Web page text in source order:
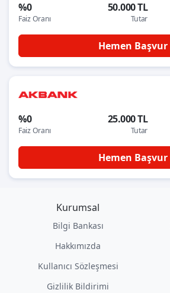
%0
Faiz Oranı
50.000 TL
Tutar
Hemen Başvur
%0
Faiz Oranı
25.000 TL
Tutar
Hemen Başvur
Kurumsal
Bilgi Bankası
Hakkımızda
Kullanıcı Sözleşmesi
Gizlilik Bildirimi